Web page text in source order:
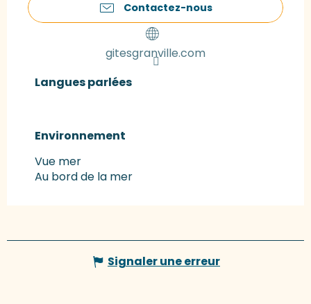
Contactez-nous
gitesgranville.com
Langues parlées
Langues parlées
Environnement
Environnement
Vue mer
Au bord de la mer
Signaler une erreur